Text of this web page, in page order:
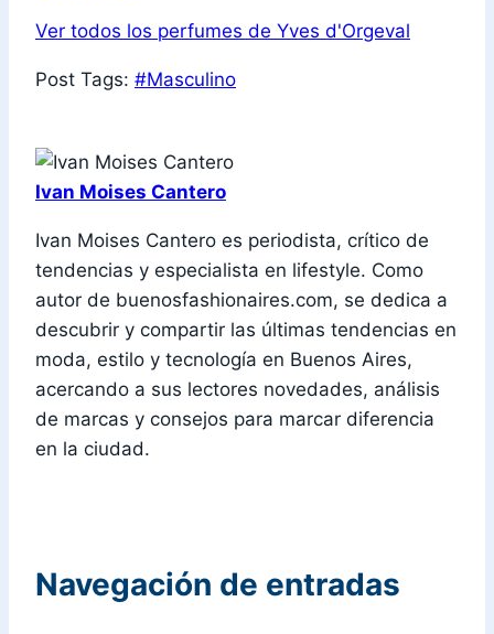
Ver todos los perfumes de Yves d'Orgeval
Post Tags: #Masculino
Ivan Moises Cantero
Ivan Moises Cantero es periodista, crítico de
tendencias y especialista en lifestyle. Como
autor de buenosfashionaires.com, se dedica a
descubrir y compartir las últimas tendencias en
moda, estilo y tecnología en Buenos Aires,
acercando a sus lectores novedades, análisis
de marcas y consejos para marcar diferencia
en la ciudad.
Navegación de entradas